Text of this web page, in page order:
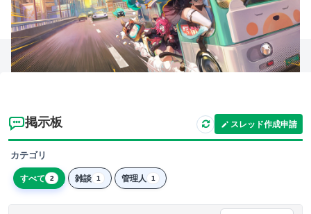
掲示板 スレッド作成申請
カテゴリ
すべて 2 雑談 1 管理人 1